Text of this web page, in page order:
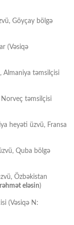
Göyçay bölgə
(Vəsiqə
Almaniya təmsilçisi
təmsilçisi
heyəti üzvü, Fransa
Quba bölgə
Özbəkistan
eləsin)
(Vəsiqə N: